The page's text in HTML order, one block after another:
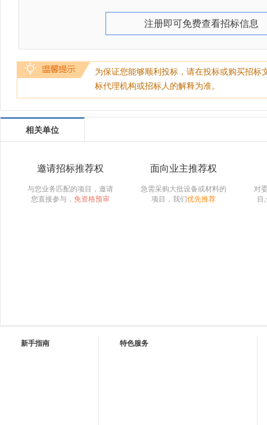
注册即可免费查看招标信息
为保证您能够顺利投标，请在投标或购买招
标代理机构或招标人的解释为准。
相关单位
邀请招标推荐权
与您业务匹配的项目，邀请
您直接参与， 免资格预审
面向业主推荐权
急需采购大批设备或材料的
项目，我们优先推荐
对
目
新手指南 特色服务